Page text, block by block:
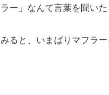
ー」なんて言葉を聞い
ると、いまばりマフラ